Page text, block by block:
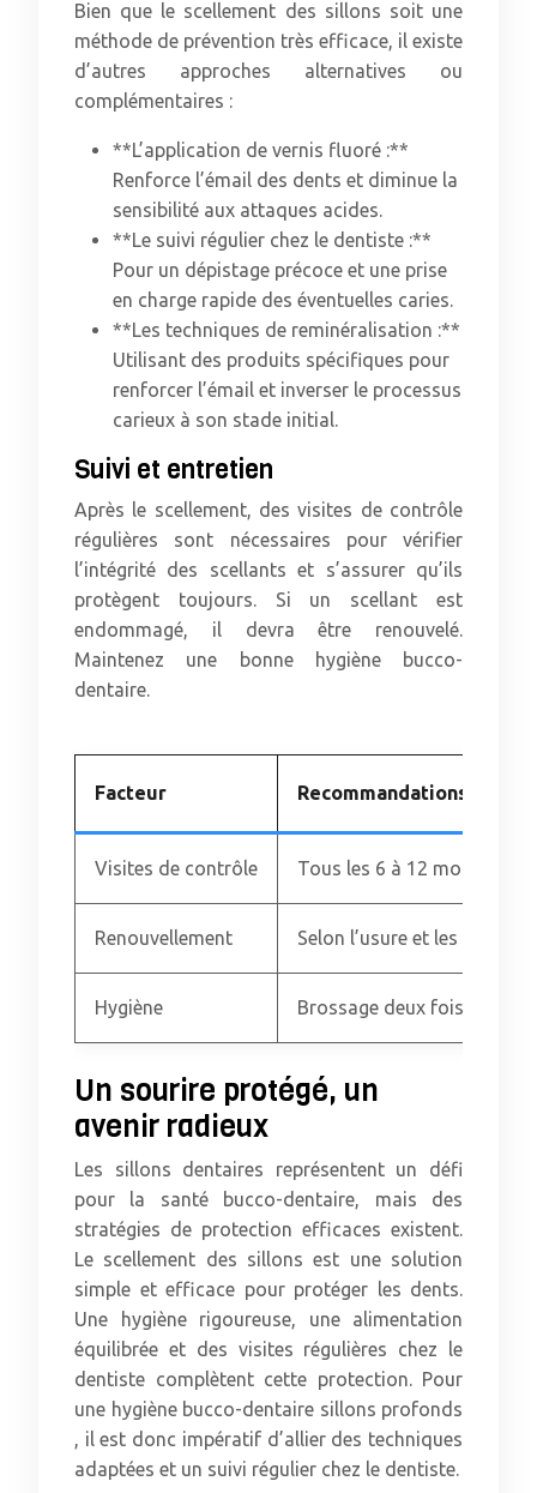
Bien que le scellement des sillons soit une
méthode de prévention très efficace, il existe
d’autres approches alternatives ou
complémentaires :
**L’application de vernis fluoré :**
Renforce l’émail des dents et diminue la
sensibilité aux attaques acides.
**Le suivi régulier chez le dentiste :**
Pour un dépistage précoce et une prise
en charge rapide des éventuelles caries.
**Les techniques de reminéralisation :**
Utilisant des produits spécifiques pour
renforcer l’émail et inverser le processus
carieux à son stade initial.
Suivi et entretien
Après le scellement, des visites de contrôle
régulières sont nécessaires pour vérifier
l’intégrité des scellants et s’assurer qu’ils
protègent toujours. Si un scellant est
endommagé, il devra être renouvelé.
Maintenez une bonne hygiène bucco-
dentaire.
Facteur Recommandations
Visites de contrôle Tous les 6 à 12 mois
Renouvellement Selon l’usure et les
Hygiène Brossage deux fois par
Un sourire protégé, un
avenir radieux
Les sillons dentaires représentent un défi
pour la santé bucco-dentaire, mais des
stratégies de protection efficaces existent.
Le scellement des sillons est une solution
simple et efficace pour protéger les dents.
Une hygiène rigoureuse, une alimentation
équilibrée et des visites régulières chez le
dentiste complètent cette protection. Pour
une hygiène bucco-dentaire sillons profonds
, il est donc impératif d’allier des techniques
adaptées et un suivi régulier chez le dentiste.